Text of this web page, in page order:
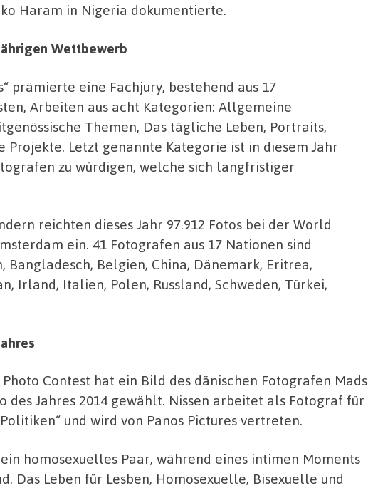
Haram in Nigeria dokumentierte.
Wettbewerb
prämierte eine Fachjury, bestehend aus 17
Arbeiten aus acht Kategorien: Allgemeine
Themen, Das tägliche Leben, Portraits,
Projekte. Letzt genannte Kategorie ist in diesem Jahr
zu würdigen, welche sich langfristiger
reichten dieses Jahr 97.912 Fotos bei der World
ein. 41 Fotografen aus 17 Nationen sind
Belgien, China, Dänemark, Eritrea,
Irland, Italien, Polen, Russland, Schweden, Türkei,
Photo Contest hat ein Bild des dänischen Fotografen Mads
des Jahres 2014 gewählt. Nissen arbeitet als Fotograf für
und wird von Panos Pictures vertreten.
homosexuelles Paar, während eines intimen Moments
Das Leben für Lesben, Homosexuelle, Bisexuelle und